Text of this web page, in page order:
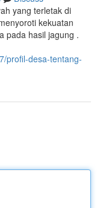
yang terletak di
kekuatan
pada hasil jagung .
profil-desa-tentang-